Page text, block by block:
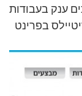
ענק בעבודות
בפרינט